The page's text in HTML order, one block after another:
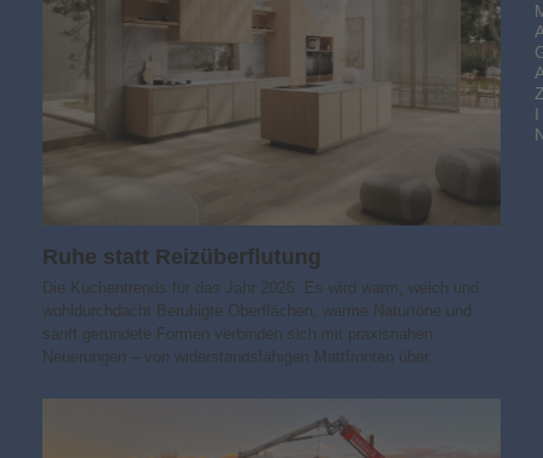
Ruhe statt Reizüberflutung
Die Küchentrends für das Jahr 2026: Es wird warm, weich und
wohldurchdacht Beruhigte Oberflächen, warme Naturtöne und
sanft gerundete Formen verbinden sich mit praxisnahen
Neuerungen – von widerstandsfähigen Mattfronten über…
I